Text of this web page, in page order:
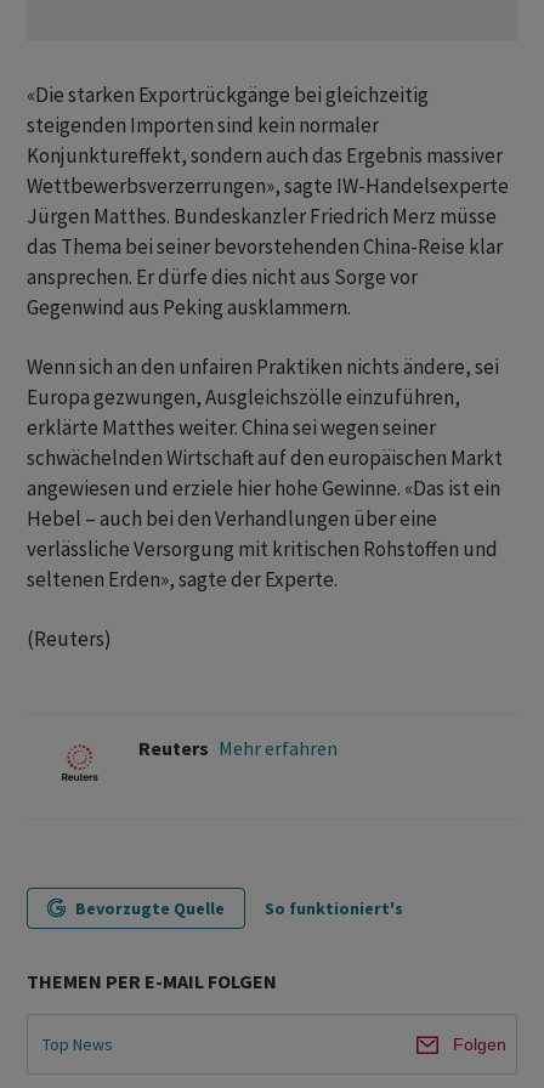
«Die starken Exportrückgänge bei gleichzeitig
steigenden Importen sind kein normaler
Konjunktureffekt, sondern auch das Ergebnis massiver
Wettbewerbsverzerrungen», sagte IW-Handelsexperte
Jürgen Matthes. ​Bundeskanzler ​Friedrich Merz müsse
das Thema bei ⁠seiner bevorstehenden China-Reise klar
ansprechen. Er dürfe dies ​nicht aus Sorge ⁠vor
Gegenwind aus Peking ausklammern.
Wenn sich an den unfairen Praktiken nichts ändere, ‌sei
Europa gezwungen, Ausgleichszölle einzuführen,
erklärte Matthes weiter. China sei wegen seiner
schwächelnden Wirtschaft auf den europäischen Markt
angewiesen und erziele ‌hier hohe Gewinne. «Das ist ein
Hebel – auch bei ​den Verhandlungen über eine
verlässliche Versorgung mit kritischen Rohstoffen und
seltenen Erden», sagte der Experte.
(Reuters)
Reuters Mehr erfahren
Bevorzugte Quelle So funktioniert's
THEMEN PER E-MAIL FOLGEN
Top News Folgen